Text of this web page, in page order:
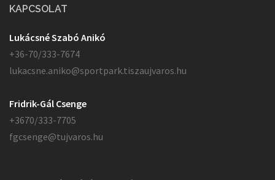
KAPCSOLAT
Lukácsné Szabó Anikó
+36-70/333-7674
lukacsne.aniko@sportpark.tiszaujvaros.hu
Fridrik-Gál Csenge
+3670/333-7705
fgcsenge@tujvaros.hu